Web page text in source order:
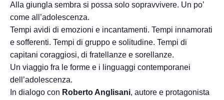
Alla giungla sembra si possa solo sopravvivere. Un po’
come all’adolescenza.
Tempi avidi di emozioni e incantamenti. Tempi innamorati
e sofferenti. Tempi di gruppo e solitudine. Tempi di
capitani coraggiosi, di fratellanze e sorellanze.
Un viaggio fra le forme e i linguaggi contemporanei
dell’adolescenza.
In dialogo con Roberto Anglisani, autore e protagonista